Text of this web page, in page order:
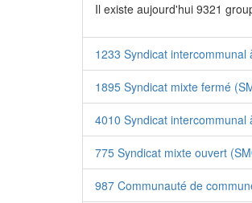
Il existe aujourd'hui 9321
1233 Syndicat intercommunal
1895 Syndicat mixte fermé
4010 Syndicat intercommunal
775 Syndicat mixte ouvert
987 Communauté de